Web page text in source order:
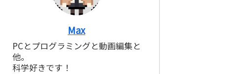
Max
PCとプログラミングと動画編集と
他。
科学好きです！